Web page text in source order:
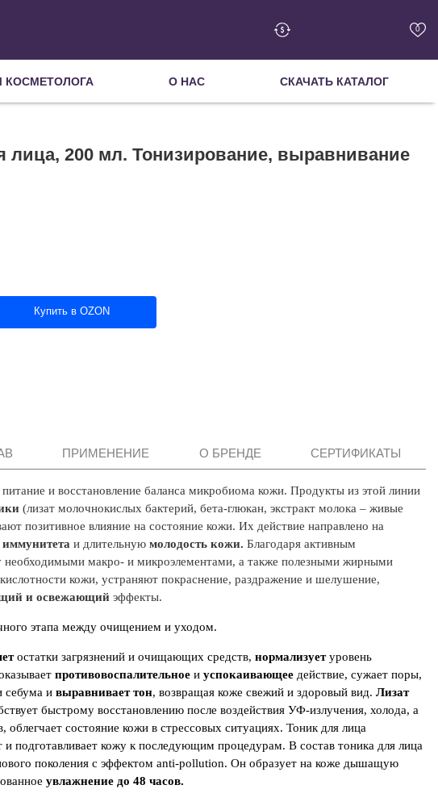
0
КОСМЕТОЛОГА О НАС СКАЧАТЬ КАТАЛОГ
лица, 200 мл. Тонизирование, выравнивание
Купить в OZON
ПРИМЕНЕНИЕ О БРЕНДЕ СЕРТИФИКАТЫ
питание и восстановление баланса микробиома кожи. Продукты из этой линии
(лизат молочнокислых бактерий, бета-глюкан, экстракт молока – живые
позитивное влияние на состояние кожи. Их действие направлено на
и длительную молодость кожи. Благодаря активным
макро- и микроэлементами, а также полезными жирными
кожи, устраняют покраснение, раздражение и шелушение,
и освежающий эффекты.
этапа между очищением и уходом.
остатки загрязнений и очищающих средств, нормализуетуровень
противовоспалительное и успокаивающее действие, сужает поры,
себума и выравниваеттон, возвращая коже свежий и здоровый вид. Лизат
быстрому восстановлению после воздействия УФ-излучения, холода, а
облегчает состояние кожи в стрессовых ситуациях. Тоник для лица
и подготавливает кожу к последующим процедурам. В состав тоника для лица
поколения с эффектом anti-pollution. Он образует на коже дышащую
увлажнение до 48 часов.